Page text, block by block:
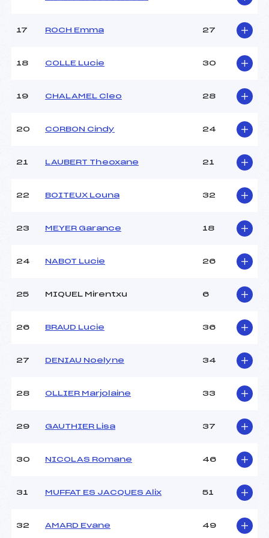
36.6700
Catégorie :
17 ROCH Emma 27
18 COLLE Lucie 30
19 CHALAMEL Cleo 28
20 CORBON Cindy 24
21 LAUBERT Theoxane 21
22 BOITEUX Louna 32
23 MEYER Garance 18
24 NABOT Lucie 26
25 MIQUEL Mirentxu 6
26 BRAUD Lucie 36
27 DENIAU Noelyne 34
28 OLLIER Marjolaine 33
29 GAUTHIER Lisa 37
30 NICOLAS Romane 46
31 MUFFAT ES JACQUES Alix 51
32 AMARD Evane 49